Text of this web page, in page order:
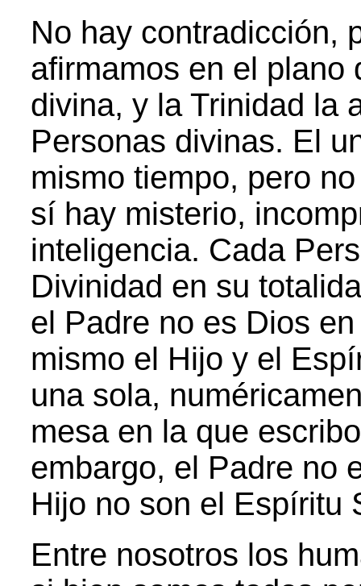
No hay contradicción,
afirmamos en el plano
divina, y la Trinidad la
Personas divinas. El
mismo tiempo, pero
sí hay misterio,
inteligencia. Cada
Divinidad en su
el Padre no es Dios
mismo el Hijo y el
una sola,
mesa en la que
embargo, el Padre no
Hijo no son el Espíritu
Entre nosotros los